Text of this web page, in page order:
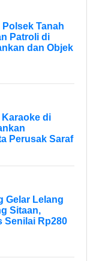
Tanah
Patroli di
dan Objek
Karaoke di
Perusak Saraf
Gelar Lelang
Sitaan,
Senilai Rp280